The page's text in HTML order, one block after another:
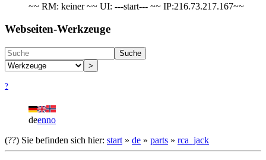
~~ RM: keiner ~~ UI: ---start--- ~~ IP:216.73.217.167~~
Webseiten-Werkzeuge
Suche
>
?
deenno
(??) Sie befinden sich hier: start » de » parts » rca_jack